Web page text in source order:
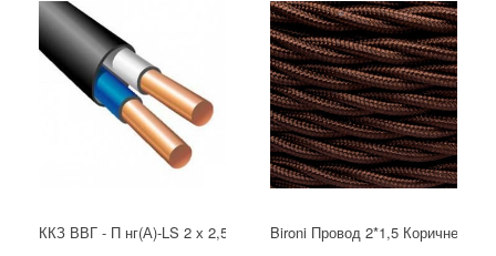
ККЗ ВВГ - П нг(А)-LS 2 х 2,5 ГОСТ Bironi Провод 2*1,5 Коричневый